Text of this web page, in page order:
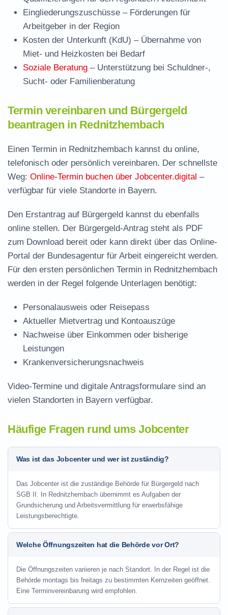
Eingliederungszuschüsse – Förderungen für
Arbeitgeber in der Region
Kosten der Unterkunft (KdU) – Übernahme von
Miet- und Heizkosten bei Bedarf
Soziale Beratung – Unterstützung bei Schuldner-,
Sucht- oder Familienberatung
Termin vereinbaren und Bürgergeld
beantragen in Rednitzhembach
Einen Termin in Rednitzhembach kannst du online,
telefonisch oder persönlich vereinbaren. Der schnellste
Weg: Online-Termin buchen über Jobcenter.digital –
verfügbar für viele Standorte in Bayern.
Den Erstantrag auf Bürgergeld kannst du ebenfalls
online stellen. Der Bürgergeld-Antrag steht als PDF
zum Download bereit oder kann direkt über das Online-
Portal der Bundesagentur für Arbeit eingereicht werden.
Für den ersten persönlichen Termin in Rednitzhembach
werden in der Regel folgende Unterlagen benötigt:
Personalausweis oder Reisepass
Aktueller Mietvertrag und Kontoauszüge
Nachweise über Einkommen oder bisherige
Leistungen
Krankenversicherungsnachweis
Video-Termine und digitale Antragsformulare sind an
vielen Standorten in Bayern verfügbar.
Häufige Fragen rund ums Jobcenter
Was ist das Jobcenter und wer ist zuständig?
Das Jobcenter ist die zuständige Behörde für Bürgergeld nach
SGB II. In Rednitzhembach übernimmt es Aufgaben der
Grundsicherung und Arbeitsvermittlung für erwerbsfähige
Leistungsberechtigte.
Welche Öffnungszeiten hat die Behörde vor Ort?
Die Öffnungszeiten variieren je nach Standort. In der Regel ist die
Behörde montags bis freitags zu bestimmten Kernzeiten geöffnet.
Eine Terminvereinbarung wird empfohlen.